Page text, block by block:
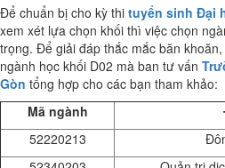
Để chuẩn bị cho kỳ thi tuyển sinh Đại
xem xét lựa chọn khối thì việc chọn
trọng. Để giải đáp thắc mắc băn
ngành học khối D02 mà ban tư vấn
Gòn tổng hợp cho các bạn tham khảo:
Mã ngành
52220213